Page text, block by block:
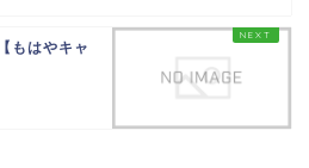
もはやキャ